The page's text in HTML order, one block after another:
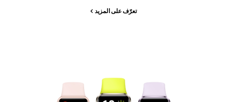
تعرّف على المزيد